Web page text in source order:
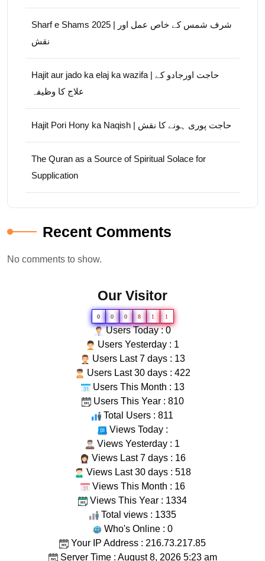
Sharf e Shams 2025 | شرف شمس کے خاص عمل اور
نقش
Hajit aur jado ka elaj ka wazifa | حاجت اورجادو کے
علاج کا وظیفہ
Hajit Pori Hony ka Naqish | حاجت پوری ہونے کا نقش
The Quran as a Source of Spiritual Solace for
Supplication
Recent Comments
No comments to show.
Our Visitor
0 0 0 8 1 1
Users Today : 0
Users Yesterday : 1
Users Last 7 days : 13
Users Last 30 days : 422
Users This Month : 13
Users This Year : 810
Total Users : 811
Views Today :
Views Yesterday : 1
Views Last 7 days : 16
Views Last 30 days : 518
Views This Month : 16
Views This Year : 1334
Total views : 1335
Who's Online : 0
Your IP Address : 216.73.217.85
Server Time : August 8, 2026 5:23 am